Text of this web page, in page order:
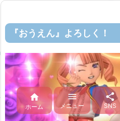
『おうえん』よろしく！

ホーム

メニュー

SNS